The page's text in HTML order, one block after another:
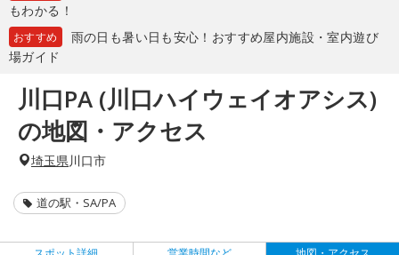
もわかる！
おすすめ
雨の日も暑い日も安心！おすすめ屋内施設・室内遊び
場ガイド
川口PA (川口ハイウェイオアシス)
の地図・アクセス
埼玉県 川口市
道の駅・SA/PA